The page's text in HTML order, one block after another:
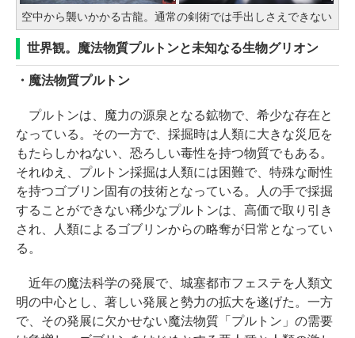
空中から襲いかかる古龍。通常の剣術では手出しさえできない
世界観。魔法物質プルトンと未知なる生物グリオン
・魔法物質プルトン
プルトンは、魔力の源泉となる鉱物で、希少な存在と
なっている。その一方で、採掘時は人類に大きな災厄を
もたらしかねない、恐ろしい毒性を持つ物質でもある。
それゆえ、プルトン採掘は人類には困難で、特殊な耐性
を持つゴブリン固有の技術となっている。人の手で採掘
することができない稀少なプルトンは、高価で取り引き
され、人類によるゴブリンからの略奪が日常となってい
る。
近年の魔法科学の発展で、城塞都市フェステを人類文
明の中心とし、著しい発展と勢力の拡大を遂げた。一方
で、その発展に欠かせない魔法物質「プルトン」の需要